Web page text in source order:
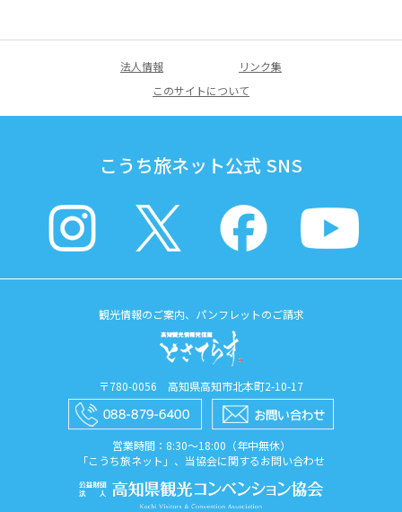
法人情報
リンク集
このサイトについて
こうち旅ネット公式 SNS
観光情報のご案内、パンフレットのご請求
〒780-0056 高知県高知市北本町2-10-17
営業時間：8:30〜18:00（年中無休）
「こうち旅ネット」、当協会に関するお問い合わせ